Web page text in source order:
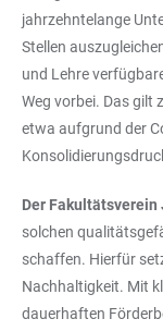
jahrzehntelange
Stellen
und Lehre
Weg vorbei. Das gilt
etwa aufgrund der
Der Fakultätsverein
solchen
schaffen. Hierfür
Nachhaltigkeit. Mit
dauerhaften